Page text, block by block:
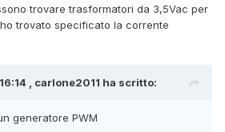
trovare trasformatori da 3,5Vac per
trovato specificato la corrente
, carlone2011 ha scritto:
generatore PWM